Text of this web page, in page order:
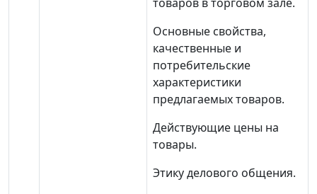
Основные свойства,
качественные и
потребительские
характеристики
предлагаемых товаров.
Действующие цены на
товары.
Этику делового общения.